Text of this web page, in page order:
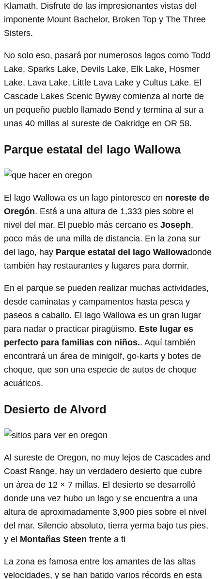
Klamath. Disfrute de las impresionantes vistas del
imponente Mount Bachelor, Broken Top y The Three
Sisters.
No solo eso, pasará por numerosos lagos como Todd
Lake, Sparks Lake, Devils Lake, Elk Lake, Hosmer
Lake, Lava Lake, Little Lava Lake y Cultus Lake. El
Cascade Lakes Scenic Byway comienza al norte de
un pequeño pueblo llamado Bend y termina al sur a
unas 40 millas al sureste de Oakridge en OR 58.
Parque estatal del lago Wallowa
El lago Wallowa es un lago pintoresco en noreste de
Oregón. Está a una altura de 1,333 pies sobre el
nivel del mar. El pueblo más cercano es Joseph,
poco más de una milla de distancia. En la zona sur
del lago, hay Parque estatal del lago Wallowadonde
también hay restaurantes y lugares para dormir.
En el parque se pueden realizar muchas actividades,
desde caminatas y campamentos hasta pesca y
paseos a caballo. El lago Wallowa es un gran lugar
para nadar o practicar piragüismo. Este lugar es
perfecto para familias con niños.. Aquí también
encontrará un área de minigolf, go-karts y botes de
choque, que son una especie de autos de choque
acuáticos.
Desierto de Alvord
Al sureste de Oregon, no muy lejos de Cascades and
Coast Range, hay un verdadero desierto que cubre
un área de 12 × 7 millas. El desierto se desarrolló
donde una vez hubo un lago y se encuentra a una
altura de aproximadamente 3,900 pies sobre el nivel
del mar. Silencio absoluto, tierra yerma bajo tus pies,
y el Montañas Steen frente a ti
La zona es famosa entre los amantes de las altas
velocidades, y se han batido varios récords en esta